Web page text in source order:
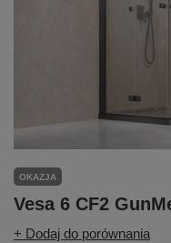
OKAZJA
Vesa 6 CF2
+ Dodaj do porównania